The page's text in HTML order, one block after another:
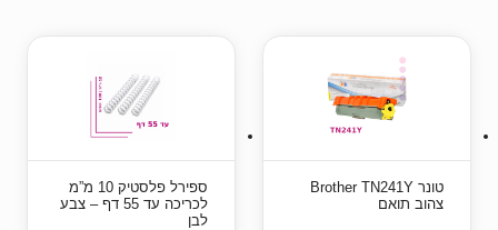
טונר Brother TN241Y
צהוב תואם
ספירל פלסטיק 10 מ”מ
לכריכה עד 55 דף – צבע
לבן